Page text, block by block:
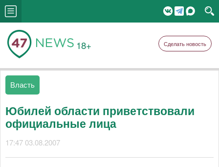
18+ Сделать новость
Власть
Юбилей области приветствовали
официальные лица
17:47 03.08.2007